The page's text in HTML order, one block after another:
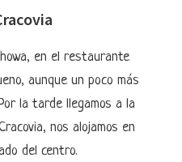
en el restaurante
aunque un poco más
la tarde llegamos a la
nos alojamos en
del centro.